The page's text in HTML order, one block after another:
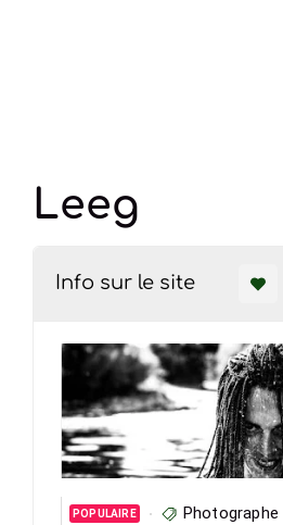
Leeg
Info sur le site
POPULAIRE
Photographe